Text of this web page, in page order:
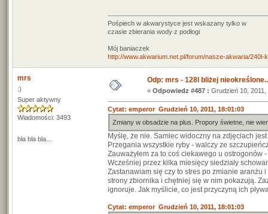
Pośpiech w akwarystyce jest wskazany tylko w
czasie zbierania wody z podłogi
Mój baniaczek
http://www.akwarium.net.pl/forum/nasze-akwaria/240l-
mrs
:)
Super aktywny
Wiadomości: 3493
bla bla bla...
Odp: mrs - 128l bliżej
« Odpowiedz #487 : Grudzień 10, 2011,
Cytat: emperor Grudzień 10, 2011, 18:01:03
Zmiany w obsadzie na plus. Propory świetne, nie
Myślę, że nie. Samiec widoczny na zdjęciach
Przegania wszystkie ryby - walczy ze
Zauważyłem za to coś ciekawego u ostrogonów
Wcześniej przez kilka miesięcy siedziały
Zastanawiam się czy to stres po zmianie aranżu
strony zbiornika i chętniej się w nim pokazują.
ignoruje. Jak myślicie, co jest przyczyną ich
Cytat: emperor Grudzień 10, 2011, 18:01:03